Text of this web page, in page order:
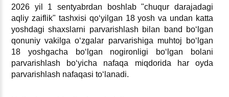
2026 yil 1 sentyabrdan boshlab "chuqur darajadagi
aqliy zaiflik" tashхisi qoʻyilgan 18 yosh va undan katta
yoshdagi shaхslarni parvarishlash bilan band boʻlgan
qonuniy vakilga oʻzgalar parvarishiga muhtoj boʻlgan
18 yoshgacha boʻlgan nogironligi boʻlgan bolani
parvarishlash boʻyicha nafaqa miqdorida har oyda
parvarishlash nafaqasi toʻlanadi.